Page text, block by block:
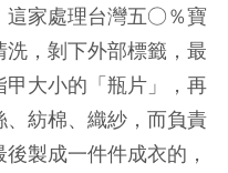
這家處理台灣五○％寶
，剝下外部標籤，最
大小的「瓶片」，再
紡棉、織紗，而負責
製成一件件成衣的，